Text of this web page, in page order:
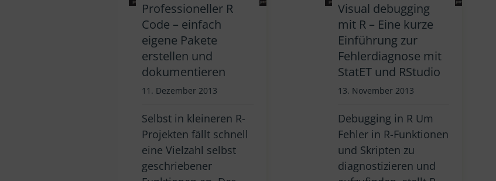
Professioneller R
Code – einfach
eigene Pakete
erstellen und
dokumentieren
11. Dezember 2013
Selbst in kleineren R-
Projekten fällt schnell
eine Vielzahl selbst
geschriebener
Visual debugging
mit R – Eine kurze
Einführung zur
Fehlerdiagnose mit
StatET und RStudio
13. November 2013
Debugging in R Um
Fehler in R-Funktionen
und Skripten zu
diagnostizieren und